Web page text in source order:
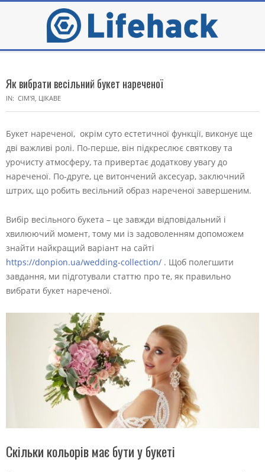
Menu
Як вибрати весільний букет нареченої
IN: СІМ'Я ЦІКАВЕ
Букет нареченої, окрім суто естетичної функції, виконує ще
дві важливі ролі. По-перше, він підкреслює святкову та
урочисту атмосферу, та привертає додаткову увагу до
нареченої. По-друге, це витончений аксесуар, заключний
штрих, що робить весільний образ нареченої завершеним.
Вибір весільного букета – це завжди відповідальний і
хвилюючий момент, тому ми із задоволенням допоможем
знайти найкращий варіант на сайті
https://donpion.ua/wedding-collection/ . Щоб полегшити
завдання, ми підготували статтю про те, як правильно
вибрати букет нареченої.
Скільки кольорів має бути у букеті